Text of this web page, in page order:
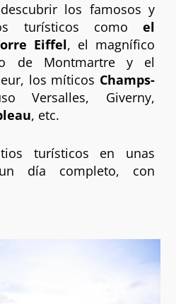
los famosos y
turísticos como el
Eiffel, el magnífico
de Montmartre y el
los míticos Champs-
Versalles, Giverny,
, etc.
turísticos en unas
día completo, con